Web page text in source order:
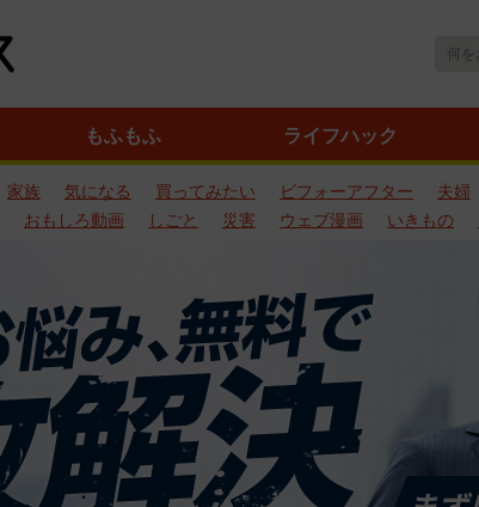
もふもふ ライフハック
家族 気になる 買ってみたい ビフォーアフター 夫婦
おもしろ動画 しごと 災害 ウェブ漫画 いきもの